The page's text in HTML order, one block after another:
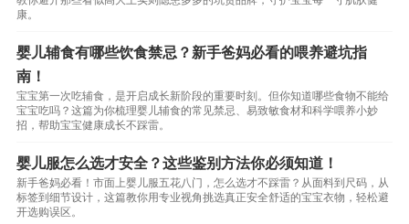
康。
婴儿辅食有哪些饮食禁忌？新手爸妈必看的喂养避坑指
南！
宝宝第一次吃辅食，是开启成长新阶段的重要时刻。但你知道哪些食物不能给
宝宝吃吗？这篇为你梳理婴儿辅食的常见禁忌、易致敏食材和科学喂养小妙
招，帮助宝宝健康成长不踩雷。
婴儿服怎么选才安全？这些鉴别方法你必须知道！
新手爸妈必看！市面上婴儿服五花八门，怎么选才不踩雷？从面料到尺码，从
标签到细节设计，这篇教你用专业视角挑选真正安全舒适的宝宝衣物，轻松避
开选购误区。